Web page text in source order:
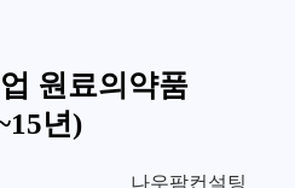
원료의약품
년)
나우팜컨설팅